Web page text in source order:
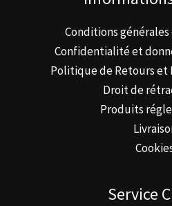
Conditions générales
Confidentialité et
Politique de Retours et
Droit de
Produits
Service